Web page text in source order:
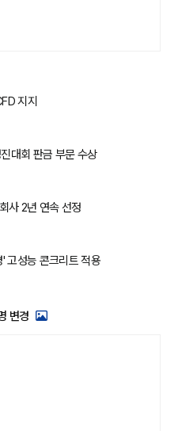
지지
대회 판금 부문 수상
사 2년 연속 선정
고성능 콘크리트 적용
변경